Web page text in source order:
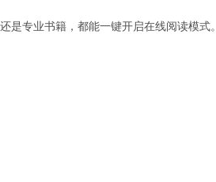
是专业书籍，都能一键开启在线阅读模式。